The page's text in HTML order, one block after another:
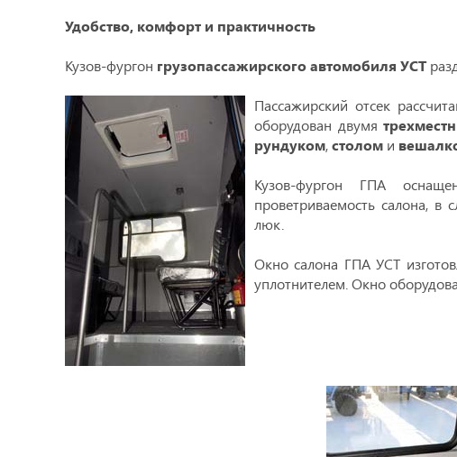
Удобство, комфорт и практичность
Кузов-фургон грузопассажирского автомобиля УСТ
Пассажирский отсек
оборудован двумя
рундуком,столом и
Кузов-фургон ГПА
проветриваемость салона, в
люк.
Окно салона ГПА УСТ
уплотнителем. Окно